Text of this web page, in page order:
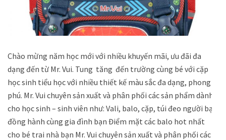
Chào mừng năm học mới với nhiều khuyến mãi, ưu đãi đa
dạng đến từ Mr. Vui. Tung tăng đến trường cùng bé với cặp
học sinh tiểu học với nhiều thiết kế màu sắc đa dạng, phong
phú. Mr. Vui chuyên sản xuất và phân phối các sản phẩm dành
cho học sinh – sinh viên như: Vali, balo, cặp, túi đeo người bạn
đồng hành cùng gia đình bạn Điểm mặt các balo hot nhất
cho bé trai nhà bạn Mr. Vui chuyên sản xuất và phân phối các